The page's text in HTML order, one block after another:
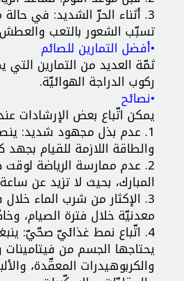
3. أثناء الحرّ الشديد: في
تسبّب الشعور بالتعب والعطش
•أفضل التمارين للصائم
ثمّة العديد من التمارين
ركوب الدراجة الهوائيّة.
•نصائح
يمكن اتّباع بعض الإرشادات
1. عدم بذل مجهود شديد:
والطاقة اللازمة للقيام بجهد
2. عدم ممارسة الرياضة
المبارك، بحيث لا تزيد عن
3. الإكثار من شرب الماء
معدنيّة خلال فترة الصيام،
4. اتّباع نمط غذائيّ صحّيّ:
يحتاجها الجسم من فيتامينات
والكربوهيدرات المعقّدة،